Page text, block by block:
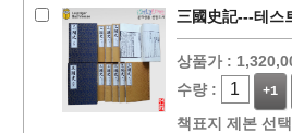
三國史記---테스
상품가 :
수량 :
+1
책표지 제본 선